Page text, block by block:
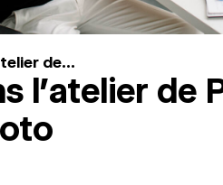
de...
l’atelier de